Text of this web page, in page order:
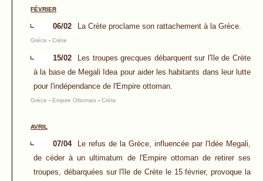
FÉVRIER
06/02 La Crète proclame son rattachement à la Grèce.
Grèce - Crète
15/02
Les troupes grecques débarquent sur l'île de Crète
à la base de Megali Idea pour aider les habitants dans leur lutte
pour l'indépendance de l'Empire ottoman.
Grèce - Empire Ottoman - Crète
AVRIL
07/04
Le refus de la Grèce, influencée par l'Idée Megali,
de céder à un ultimatum de l'Empire ottoman de retirer ses
troupes, débarquées sur l'île de Crète le 15 février, provoque la